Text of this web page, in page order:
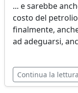
... e sarebbe
costo del
finalmente,
ad adeguarsi,
Continua la lettura